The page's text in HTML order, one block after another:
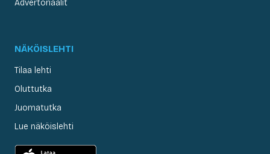
Advertoriaalit
NÄKÖISLEHTI
Tilaa lehti
Oluttutka
Juomatutka
Lue näköislehti